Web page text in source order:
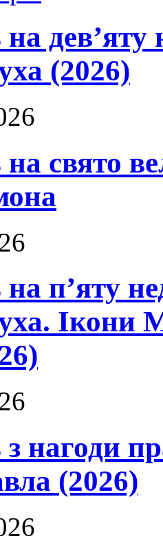
дев’яту
(2026)
свято
п’яту
Ікони
нагоди
(2026)